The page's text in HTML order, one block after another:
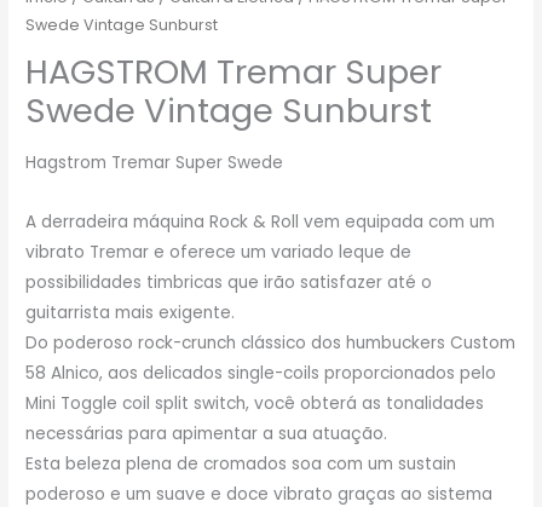
Swede Vintage Sunburst
HAGSTROM Tremar Super
Swede Vintage Sunburst
Hagstrom Tremar Super Swede
A derradeira máquina Rock & Roll vem equipada com um
vibrato Tremar e oferece um variado leque de
possibilidades timbricas que irão satisfazer até o
guitarrista mais exigente.
Do poderoso rock-crunch clássico dos humbuckers Custom
58 Alnico, aos delicados single-coils proporcionados pelo
Mini Toggle coil split switch, você obterá as tonalidades
necessárias para apimentar a sua atuação.
Esta beleza plena de cromados soa com um sustain
poderoso e um suave e doce vibrato graças ao sistema